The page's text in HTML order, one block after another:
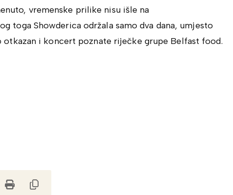
vremenske prilike nisu išle na
toga Showderica održala samo dva dana, umjesto
otkazan i koncert poznate riječke grupe Belfast food.